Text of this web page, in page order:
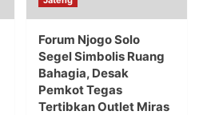
Forum Njogo Solo
Segel Simbolis Ruang
Bahagia, Desak
Pemkot Tegas
Tertibkan Outlet Miras